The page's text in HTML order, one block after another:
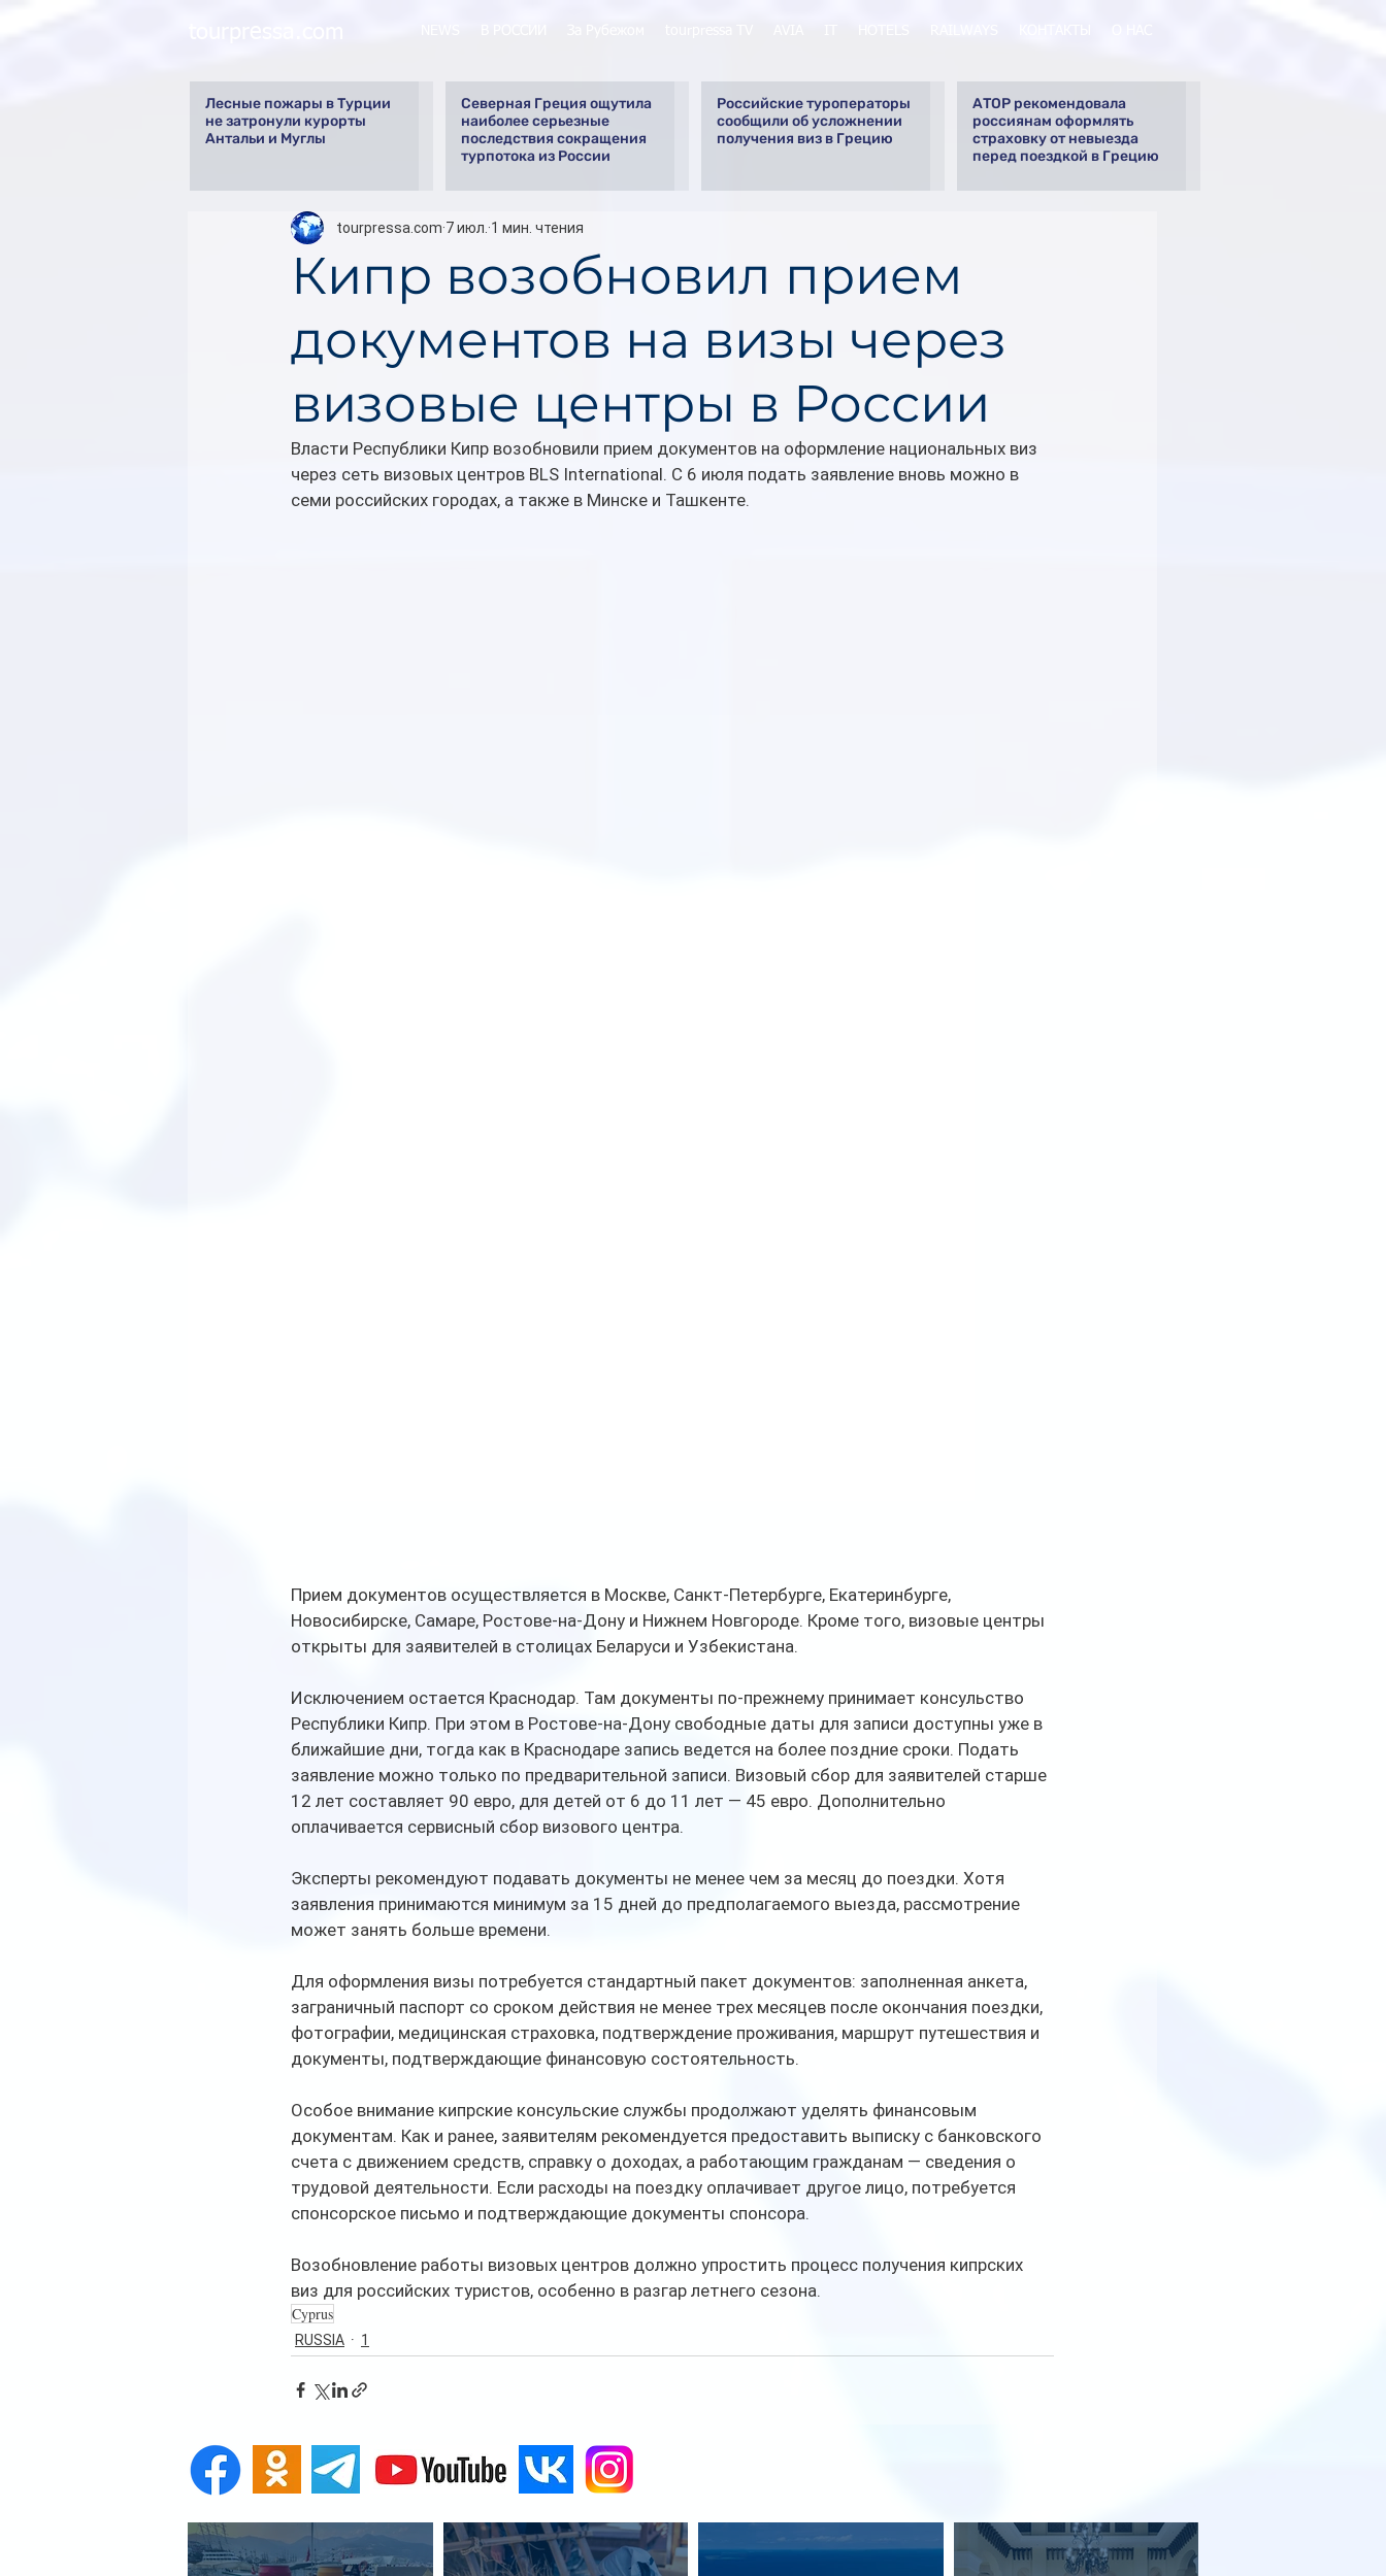
Лесные пожары в Турции
не затронули курорты
Антальи и Муглы
Северная Греция ощутила
наиболее серьезные
последствия сокращения
турпотока из России
Российские туроператоры
сообщили об усложнении
получения виз в Грецию
АТОР рекомендовала
россиянам оформлять
страховку от невыезда
перед поездкой в Грецию
Кипр возобновил прием
документов на визы через
визовые центры в России
tourpressa.com 7 июл. 1 мин. чтения
Власти Республики Кипр возобновили прием документов на оформление национальных виз
через сеть визовых центров BLS International. С 6 июля подать заявление вновь можно в
семи российских городах, а также в Минске и Ташкенте.
Прием документов осуществляется в Москве, Санкт-Петербурге, Екатеринбурге,
Новосибирске, Самаре, Ростове-на-Дону и Нижнем Новгороде. Кроме того, визовые центры
открыты для заявителей в столицах Беларуси и Узбекистана.
Исключением остается Краснодар. Там документы по-прежнему принимает консульство
Республики Кипр. При этом в Ростове-на-Дону свободные даты для записи доступны уже в
ближайшие дни, тогда как в Краснодаре запись ведется на более поздние сроки. Подать
заявление можно только по предварительной записи. Визовый сбор для заявителей старше
12 лет составляет 90 евро, для детей от 6 до 11 лет — 45 евро. Дополнительно
оплачивается сервисный сбор визового центра.
Эксперты рекомендуют подавать документы не менее чем за месяц до поездки. Хотя
заявления принимаются минимум за 15 дней до предполагаемого выезда, рассмотрение
может занять больше времени.
Для оформления визы потребуется стандартный пакет документов: заполненная анкета,
заграничный паспорт со сроком действия не менее трех месяцев после окончания поездки,
фотографии, медицинская страховка, подтверждение проживания, маршрут путешествия и
документы, подтверждающие финансовую состоятельность.
Особое внимание кипрские консульские службы продолжают уделять финансовым
документам. Как и ранее, заявителям рекомендуется предоставить выписку с банковского
счета с движением средств, справку о доходах, а работающим гражданам — сведения о
трудовой деятельности. Если расходы на поездку оплачивает другое лицо, потребуется
спонсорское письмо и подтверждающие документы спонсора.
Возобновление работы визовых центров должно упростить процесс получения кипрских
виз для российских туристов, особенно в разгар летнего сезона.
Cyprus
RUSSIA 1